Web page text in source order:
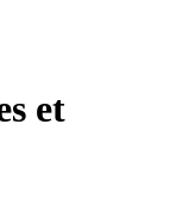
et